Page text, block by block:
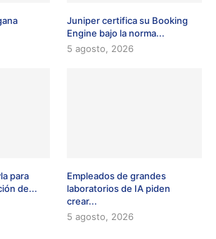
Juniper certifica su Booking
Engine bajo la norma...
5 agosto, 2026
para
de...
Empleados de grandes
laboratorios de IA piden
crear...
5 agosto, 2026